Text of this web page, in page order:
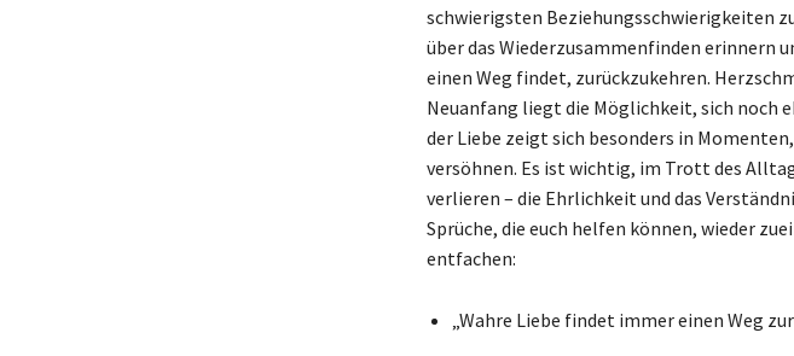
schwierigsten Beziehungsschwierigkeiten
über das Wiederzusammenfinden erinnern
einen Weg findet, zurückzukehren.
Neuanfang liegt die Möglichkeit, sich noch
der Liebe zeigt sich besonders in
versöhnen. Es ist wichtig, im Trott des
verlieren – die Ehrlichkeit und das
Sprüche, die euch helfen können, wieder
entfachen:
„Wahre Liebe findet immer einen Weg